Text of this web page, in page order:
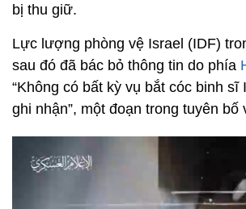
bị thu giữ.
Lực lượng phòng vệ Israel (IDF)
sau đó đã bác bỏ thông tin do phía
“Không có bất kỳ vụ bắt cóc binh
ghi nhận”, một đoạn trong tuyên bố